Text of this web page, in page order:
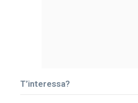
T’interessa?